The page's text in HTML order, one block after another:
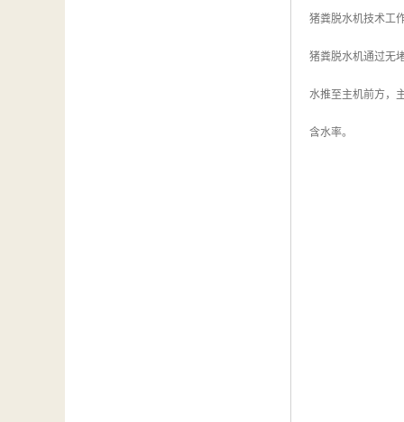
猪粪脱水机技术工
猪粪脱水机通过无
水推至主机前方，
含水率。